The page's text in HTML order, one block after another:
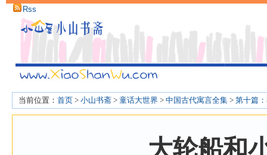
Rss
当前位置： 首页 > 小山书斋 > 童话大世界 > 中国古代寓言全集 > 第十篇
大轮船和